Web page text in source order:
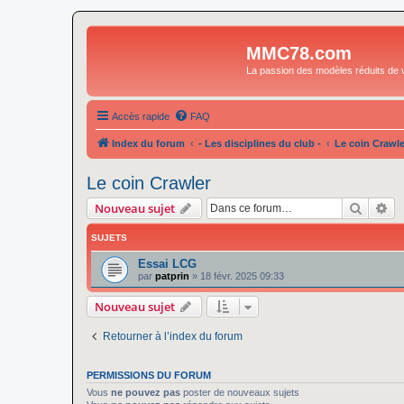
MMC78.com
La passion des modèles réduits de
Accès rapide FAQ
Index du forum - Les disciplines du club - Le coin
Le coin Crawler
Nouveau sujet
SUJETS
Essai LCG
par patprin » 18 févr. 2025 09:33
Nouveau sujet
Retourner à l’index du forum
PERMISSIONS DU FORUM
Vous ne pouvez pas poster de nouveaux sujets